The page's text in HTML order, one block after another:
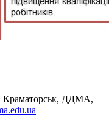
Краматорськ, ДДМА,